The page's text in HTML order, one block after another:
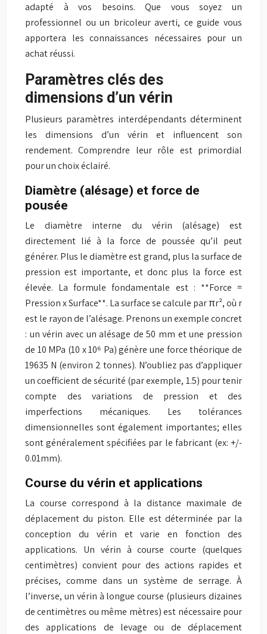
adapté à vos besoins. Que vous soyez un
professionnel ou un bricoleur averti, ce guide vous
apportera les connaissances nécessaires pour un
achat réussi.
Paramètres clés des
dimensions d’un vérin
Plusieurs paramètres interdépendants déterminent
les dimensions d’un vérin et influencent son
rendement. Comprendre leur rôle est primordial
pour un choix éclairé.
Diamètre (alésage) et force de
pousée
Le diamètre interne du vérin (alésage) est
directement lié à la force de poussée qu’il peut
générer. Plus le diamètre est grand, plus la surface de
pression est importante, et donc plus la force est
élevée. La formule fondamentale est : **Force =
Pression x Surface**. La surface se calcule par πr², où r
est le rayon de l’alésage. Prenons un exemple concret
: un vérin avec un alésage de 50 mm et une pression
de 10 MPa (10 x 10⁶ Pa) génère une force théorique de
19635 N (environ 2 tonnes). N’oubliez pas d’appliquer
un coefficient de sécurité (par exemple, 1.5) pour tenir
compte des variations de pression et des
imperfections mécaniques. Les tolérances
dimensionnelles sont également importantes; elles
sont généralement spécifiées par le fabricant (ex: +/-
0.01mm).
Course du vérin et applications
La course correspond à la distance maximale de
déplacement du piston. Elle est déterminée par la
conception du vérin et varie en fonction des
applications. Un vérin à course courte (quelques
centimètres) convient pour des actions rapides et
précises, comme dans un système de serrage. À
l’inverse, un vérin à longue course (plusieurs dizaines
de centimètres ou même mètres) est nécessaire pour
des applications de levage ou de déplacement